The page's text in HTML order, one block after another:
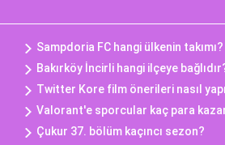
Sampdoria FC hangi ülkenin takımı?
Bakırköy İncirli hangi ilçeye
Twitter Kore film önerileri nasıl
Valorant'e sporcular kaç para
Çukur 37. bölüm kaçıncı sezon?